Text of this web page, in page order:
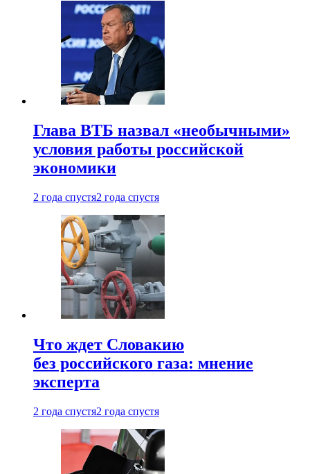
Глава ВТБ назвал «необычными»
условия работы российской
экономики
2 года спустя2 года спустя
Что ждет Словакию
без российского газа: мнение
эксперта
2 года спустя2 года спустя